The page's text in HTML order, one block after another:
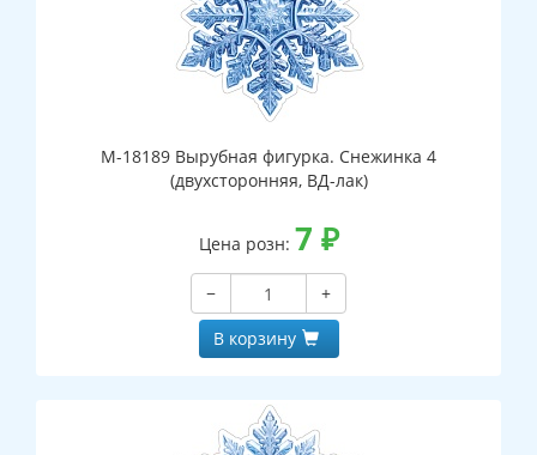
М-18189 Вырубная фигурка. Снежинка 4
(двухсторонняя, ВД-лак)
Цена розн: 7 ₽
−
+
В корзину